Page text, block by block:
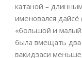
катаной –
именовался
«большой и
была вмещать два
вакидзаси